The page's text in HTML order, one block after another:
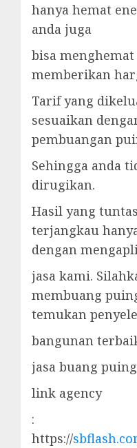
hanya hemat
anda juga
bisa
memberikan
Tarif yang
sesuaikan
pembuangan
Sehingga anda
dirugikan.
Hasil yang
terjangkau
dengan
jasa kami.
membuang
temukan
bangunan
jasa buang puing
link agency
:
https://